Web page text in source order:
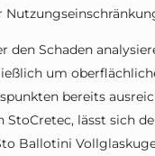
den Schaden
um
bereits
StoCretec, lässt sich
Ballotini